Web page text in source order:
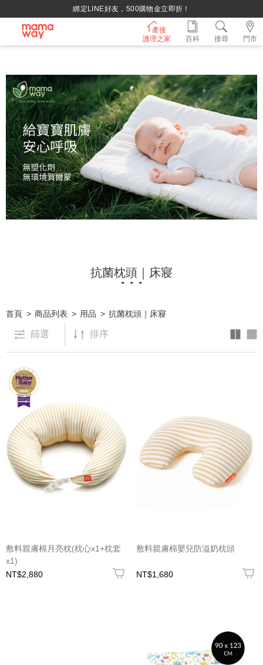
綁定LINE好友，500購物金立即折！
產後
護理之家
門市
百科 搜尋
抗菌枕頭｜床寢
首頁 商品列表 用品 抗菌枕頭｜床寢
篩選
敷料親膚棉月亮枕(枕心x1+枕套
x1)
NT$2,880
敷料親膚棉嬰兒防溢奶枕頭
NT$1,680